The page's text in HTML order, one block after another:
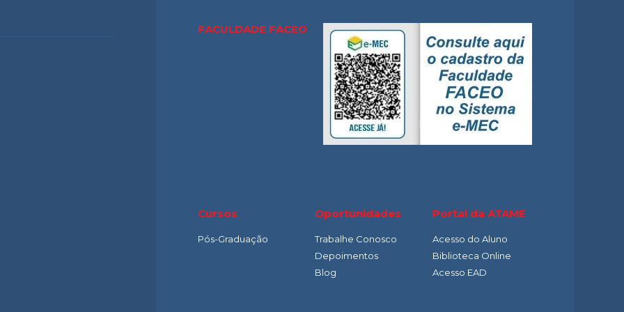
FACULDADE FACEO
Cursos
Pós-Graduação
Oportunidades
Trabalhe Conosco
Depoimentos
Blog
Portal da ATAME
Acesso do Aluno
Biblioteca Online
Acesso EAD